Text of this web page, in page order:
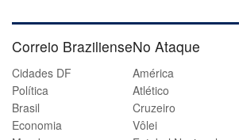
Correio Braziliense
Cidades DF
Política
Brasil
Economia
No Ataque
América
Atlético
Cruzeiro
Vôlei